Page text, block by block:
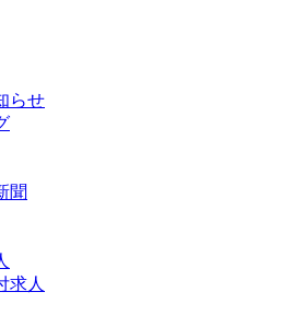
らせ
聞
求人